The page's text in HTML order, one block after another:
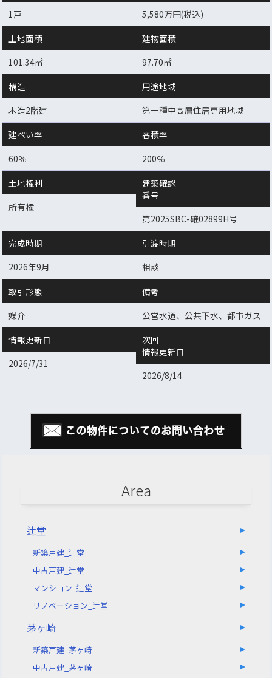
1戸
5,580万円(税込)
土地面積
101.34㎡
建物面積
97.70㎡
構造
木造2階建
用途地域
第一種中高層住居専用地域
建ぺい率
60％
容積率
200％
土地権利
所有権
建築確認
番号
第2025SBC-確02899H号
完成時期
2026年9月
引渡時期
相談
取引形態
媒介
備考
公営水道、公共下水、都市ガス
情報更新日
2026/7/31
次回
情報更新日
2026/8/14
Area
辻堂
新築戸建_辻堂
中古戸建_辻堂
マンション_辻堂
リノベーション_辻堂
茅ヶ崎
新築戸建_茅ヶ崎
中古戸建_茅ヶ崎